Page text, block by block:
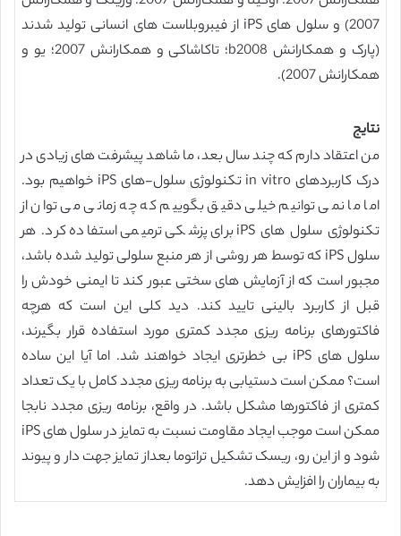
2007) و سلول های iPS از فیبروبلاست های انسانی تولید شدند
(پارک و همکارانش b2008؛ تاکاشاکی و همکارانش 2007؛ یو و
همکارانش 2007).
نتایج
من اعتقاد دارم که چند سال بعد، ما شاهد پیشرفت های زیادی در
درک کاربردهای in vitro تکنولوژی سلول-های iPS خواهیم بود.
اما ما نمی توانیم خیلی دقیق بگوییم که چه زمانی می توان از
تکنولوژی سلول های iPS برای پزشکی ترمیمی استفاده کرد. هر
سلول iPS که توسط هر روشی از هر منبع سلولی تولید شده باشد،
مجبور است که از آزمایش های سختی عبور کند تا ایمنی خودش را
قبل از کاربرد بالینی تایید کند. دید کلی این است که هرچه
فاکتورهای برنامه ریزی مجدد کمتری مورد استفاده قرار بگیرند،
سلول های iPS بی خطرتری ایجاد خواهند شد. اما آیا این ساده
است؟ ممکن است دستیابی به برنامه ریزی مجدد کامل با یک تعداد
کمتری از فاکتورها مشکل باشد. در واقع، برنامه ریزی مجدد نابجا
ممکن است موجب ایجاد مقاومت نسبت به تمایز در سلول های iPS
شود و از این رو، ریسک تشکیل تراتوما بعداز تمایز جهت دار و پیوند
به بیماران را افزایش دهد.